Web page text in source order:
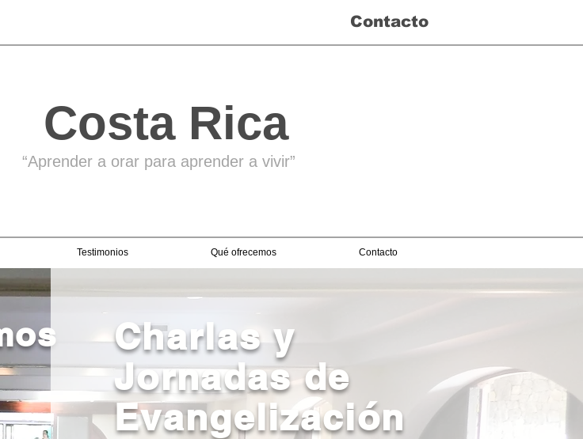
Contacto
Costa Rica
“Aprender a orar para aprender a vivir”
Testimonios Qué ofrecemos Contacto
Charlas y
Jornadas de
Evangelización